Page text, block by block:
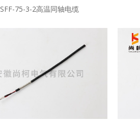
SFF-75-3-2高温同轴电缆